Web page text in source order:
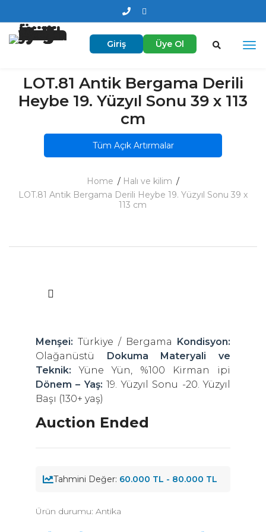
Giriş Üye Ol
LOT.81 Antik Bergama Derili
Heybe 19. Yüzyıl Sonu 39 x 113
cm
Tüm Açık Artırmalar
Home
Halı ve kilim
LOT.81 Antik Bergama Derili Heybe 19. Yüzyıl Sonu 39 x
113 cm
Menşei: Türkiye / Bergama Kondisyon:
Olağanüstü Dokuma Materyali ve
Teknik: Yüne Yün, %100 Kirman ipi
Dönem – Yaş: 19. Yüzyıl Sonu -20. Yüzyıl
Başı (130+ yaş)
Auction Ended
Tahmini Değer: 60.000 TL - 80.000 TL
Ürün durumu: Antika